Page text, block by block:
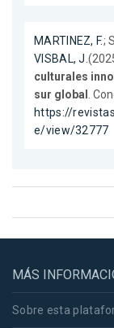
MARTINEZ, F.;
VISBAL, J.
culturales
sur global .
https://
e/view/32777
MÁS
Sobre esta